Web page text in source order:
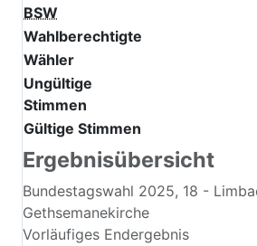
Ergebnisübersicht
Bundestagswahl 2025, 18 -
Gethsemanekirche
Vorläufiges Endergebnis
BSW
Wahlberechtigte
Wähler
Ungültige
Stimmen
Gültige Stimmen